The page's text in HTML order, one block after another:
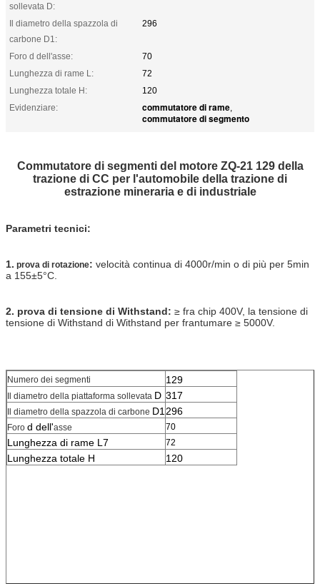
sollevata D:
Il diametro della spazzola di
carbone D1:
296
Foro d dell'asse:
70
Lunghezza di rame L:
72
Lunghezza totale H:
120
Evidenziare:
commutatore di rame,
commutatore di segmento
Commutatore di segmenti del motore ZQ-21 129 della
trazione di CC per l'automobile della trazione di
estrazione mineraria e di industriale
Parametri tecnici:
1. prova di rotazione: velocità continua di 4000r/min o di più per 5min
a 155±5°C.
2. prova di tensione di Withstand: ≥ fra chip 400V, la tensione di
tensione di Withstand di Withstand per frantumare ≥ 5000V.
Numero dei segmenti 129
Il diametro della piattaforma sollevata D 317
Il diametro della spazzola di carbone D1 296
Foro d dell'asse 70
Lunghezza di rame L7 72
Lunghezza totale H 120